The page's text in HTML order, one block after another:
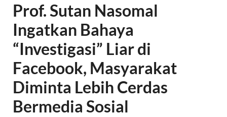
Prof. Sutan Nasomal
Ingatkan Bahaya
“Investigasi” Liar di
Facebook, Masyarakat
Diminta Lebih Cerdas
Bermedia Sosial